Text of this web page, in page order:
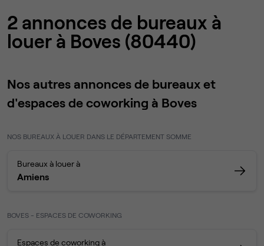
2 annonces de bureaux à
louer à Boves (80440)
Nos autres annonces de bureaux et
d'espaces de coworking à Boves
NOS BUREAUX À LOUER DANS LE DÉPARTEMENT SOMME
Bureaux à louer à
Amiens
BOVES - ESPACES DE COWORKING
Espaces de coworking à